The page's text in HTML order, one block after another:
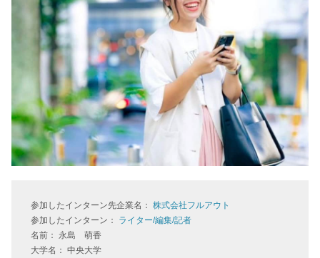
参加したインターン先企業名： 株式会社フルアウト
参加したインターン： ライター/編集/記者
名前： 永島 萌香
大学名： 中央大学